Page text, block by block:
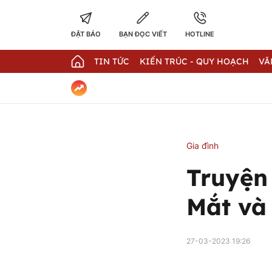
ĐẶT BÁO BẠN ĐỌC VIẾT HOTLINE
TIN TỨC KIẾN TRÚC - QUY HOẠCH
Gia đình
Mắt
27-03-2023 19:26